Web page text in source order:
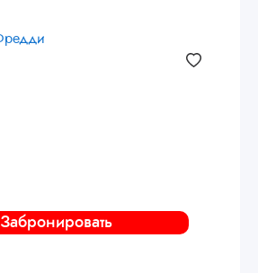
Забронировать